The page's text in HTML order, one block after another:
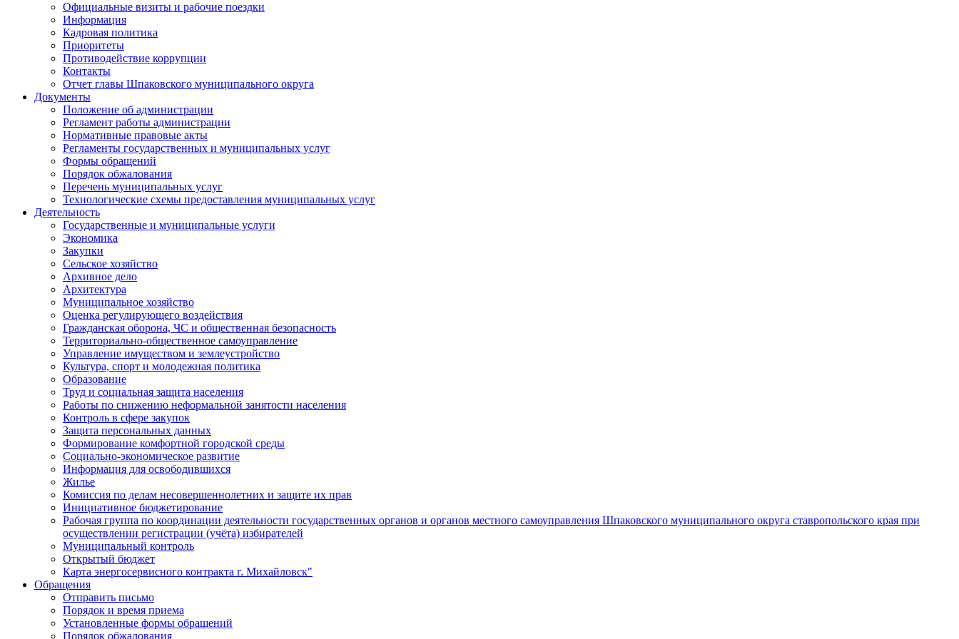
Официальные визиты и рабочие поездки
Информация
Кадровая политика
Приоритеты
Противодействие коррупции
Контакты
Отчет главы Шпаковского муниципального округа
Документы
Положение об администрации
Регламент работы администрации
Нормативные правовые акты
Регламенты государственных и муниципальных услуг
Формы обращений
Порядок обжалования
Перечень муниципальных услуг
Технологические схемы предоставления муниципальных услуг
Деятельность
Государственные и муниципальные услуги
Экономика
Закупки
Сельское хозяйство
Архивное дело
Архитектура
Муниципальное хозяйство
Оценка регулирующего воздействия
Гражданская оборона, ЧС и общественная безопасность
Территориально-общественное самоуправление
Управление имуществом и землеустройство
Культура, спорт и молодежная политика
Образование
Труд и социальная защита населения
Работы по снижению неформальной занятости населения
Контроль в сфере закупок
Защита персональных данных
Формирование комфортной городской среды
Социально-экономическое развитие
Информация для освободившихся
Жилье
Комиссия по делам несовершеннолетних и защите их прав
Инициативное бюджетирование
Рабочая группа по координации деятельности государственных органов и органов местного самоуправления Шпаковского муниципального округа ставропольского края при
осуществлении регистрации (учёта) избирателей
Муниципальный контроль
Открытый бюджет
Карта энергосервисного контракта г. Михайловск"
Обращения
Отправить письмо
Порядок и время приема
Установленные формы обращений
Порядок обжалования